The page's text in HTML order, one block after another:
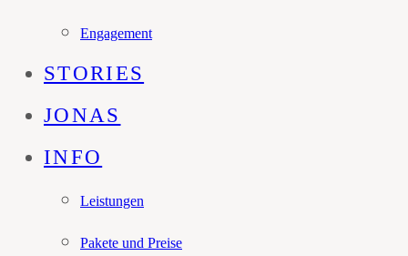
Engagement
STORIES
JONAS
INFO
Leistungen
Pakete und Preise